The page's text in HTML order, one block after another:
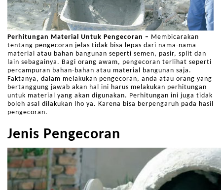
Perhitungan Material Untuk Pengecoran – Membicarakan
tentang pengecoran jelas tidak bisa lepas dari nama-nama
material atau bahan bangunan seperti semen, pasir, split dan
lain sebagainya. Bagi orang awam, pengecoran terlihat seperti
percampuran bahan-bahan atau material bangunan saja.
Faktanya, dalam melakukan pengecoran, anda atau orang yang
bertanggung jawab akan hal ini harus melakukan perhitungan
untuk material yang akan digunakan. Perhitungan ini juga tidak
boleh asal dilakukan lho ya. Karena bisa berpengaruh pada hasil
pengecoran.
Jenis Pengecoran